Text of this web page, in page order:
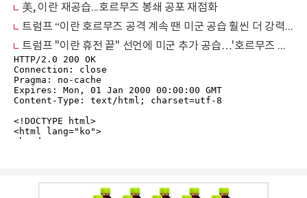
美, 이란 재공습...호르무즈 봉쇄 공포 재점화
트럼프 “이란 호르무즈 공격 계속 땐 미군 공습 훨씬 더 강력해질 것”
트럼프 "이란 휴전 끝" 선언에 미군 추가 공습…'호르무즈 혈투'에 국제유가 급등